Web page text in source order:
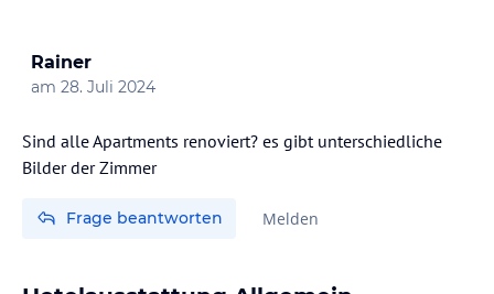
Rainer
am 28. Juli 2024
Sind alle Apartments renoviert? es gibt unterschiedliche
Bilder der Zimmer
Frage beantworten Melden